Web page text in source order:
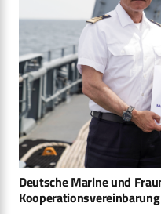
Deutsche Marine und